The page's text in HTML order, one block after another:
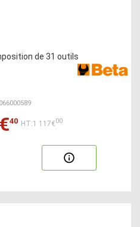
de 31 outils
40 HT:1 117€00